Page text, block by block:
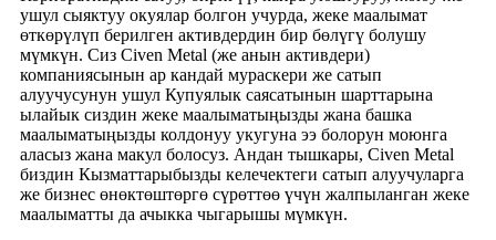
ушул сыяктуу окуялар болгон учурда, жеке маалымат
өткөрүлүп берилген активдердин бир бөлүгү болушу
мүмкүн. Сиз Civen Metal (же анын активдери)
компаниясынын ар кандай мураскери же сатып
алуучусунун ушул Купуялык саясатынын шарттарына
ылайык сиздин жеке маалыматыңызды жана башка
маалыматыңызды колдонуу укугуна ээ болорун моюнга
аласыз жана макул болосуз. Андан тышкары, Civen Metal
биздин Кызматтарыбызды келечектеги сатып алуучуларга
же бизнес өнөктөштөргө сүрөттөө үчүн жалпыланган жеке
маалыматты да ачыкка чыгарышы мүмкүн.